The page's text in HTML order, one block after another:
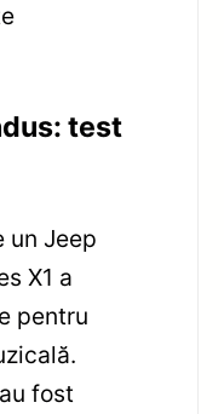
test
un Jeep
X1 a
pentru
fost